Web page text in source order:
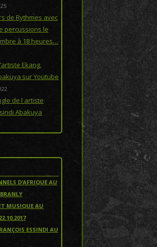
de Rythmes avec
percussions le
à 18 heures…
Ekang,
sur Youtube
de l artiste
Abakuya
D’AFRIQUE AU
MUSIQUE AU
ESSINDI AU